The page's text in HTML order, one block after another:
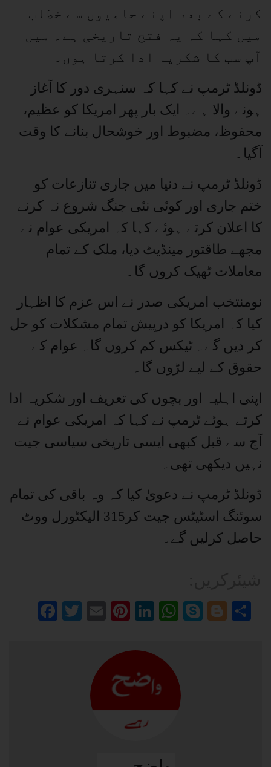
کرنے کے بعد اپنے حامیوں سے خطاب
میں کہا کہ یہ فتح تاریخی ہے۔ میں
آپ سب کا شکریہ ادا کرتا ہوں۔
ڈونلڈ ٹرمپ نے کہا کہ سنہری دور کا آغاز
ہونے والا ہے۔ ایک بار پھر امریکا کو عظیم،
محفوظ، مضبوط اور خوشحال بنانے کا وقت
آگیا۔
ڈونلڈ ٹرمپ نے دنیا میں جاری تنازعات کو
ختم جاری اور کوئی نئی جنگ شروع نہ کرنے
کا اعلان کرتے ہوئے کہا کہ امریکی عوام نے
مجھے طاقتور مینڈیٹ دیا، ملک کے تمام
معاملات ٹھیک کروں گا۔
نومنتخب امریکی صدر نے اس عزم کا اظہار
کیا کہ امریکا کو درپیش تمام مشکلات کو حل
کر دیں گے۔ ٹیکس کم کروں گا۔ عوام کے
حقوق کے لیے لڑوں گا۔
اپنی اہلیہ اور بچوں کی تعریف اور شکریہ ادا
کرتے ہوئے ٹرمپ نے کہا کہ امریکی عوام نے
آج سے قبل کبھی ایسی تاریخی سیاسی جیت
نہیں دیکھی تھی۔
ڈونلڈ ٹرمپ نے دعویٰ کیا کہ وہ باقی کی تمام
سوئنگ اسٹیٹس جیت کر315 الیکٹورل ووٹ
حاصل کرلیں گے۔
Facebook
TwitterEmailPinterest
LinkedIn
WhatsApp
Skype